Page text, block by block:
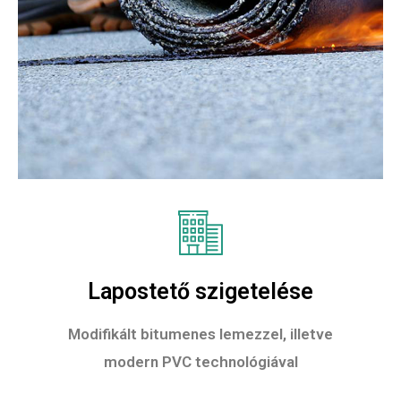
Lapostető szigetelése
Modifikált bitumenes lemezzel, illetve
modern PVC technológiával